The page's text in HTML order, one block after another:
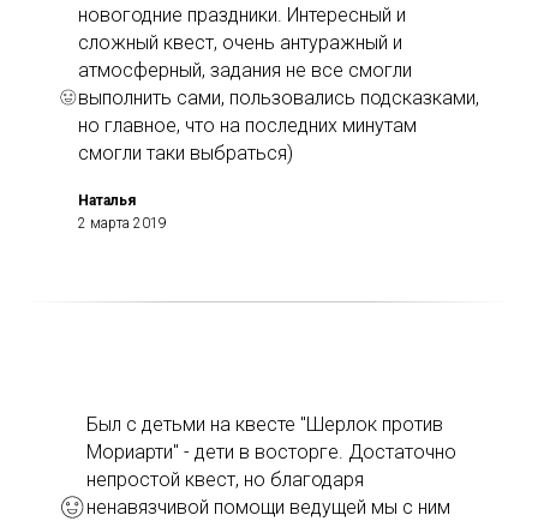
новогодние праздники. Интересный и
сложный квест, очень антуражный и
атмосферный, задания не все смогли
выполнить сами, пользовались подсказками,
но главное, что на последних минутам
смогли таки выбраться)
Наталья
2 марта 2019
Был с детьми на квесте "Шерлок против
Мориарти" - дети в восторге. Достаточно
непростой квест, но благодаря
ненавязчивой помощи ведущей мы с ним